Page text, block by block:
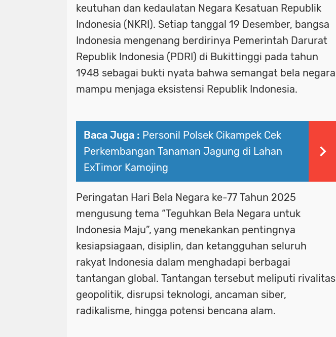
keutuhan dan kedaulatan Negara Kesatuan Republik
Indonesia (NKRI). Setiap tanggal 19 Desember, bangsa
Indonesia mengenang berdirinya Pemerintah Darurat
Republik Indonesia (PDRI) di Bukittinggi pada tahun
1948 sebagai bukti nyata bahwa semangat bela negara
mampu menjaga eksistensi Republik Indonesia.
Baca Juga : Personil Polsek Cikampek Cek
Perkembangan Tanaman Jagung di Lahan
ExTimor Kamojing
Peringatan Hari Bela Negara ke-77 Tahun 2025
mengusung tema “Teguhkan Bela Negara untuk
Indonesia Maju”, yang menekankan pentingnya
kesiapsiagaan, disiplin, dan ketangguhan seluruh
rakyat Indonesia dalam menghadapi berbagai
tantangan global. Tantangan tersebut meliputi rivalitas
geopolitik, disrupsi teknologi, ancaman siber,
radikalisme, hingga potensi bencana alam.